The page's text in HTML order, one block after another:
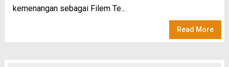
kemenangan sebagai Filem Te...
Read More